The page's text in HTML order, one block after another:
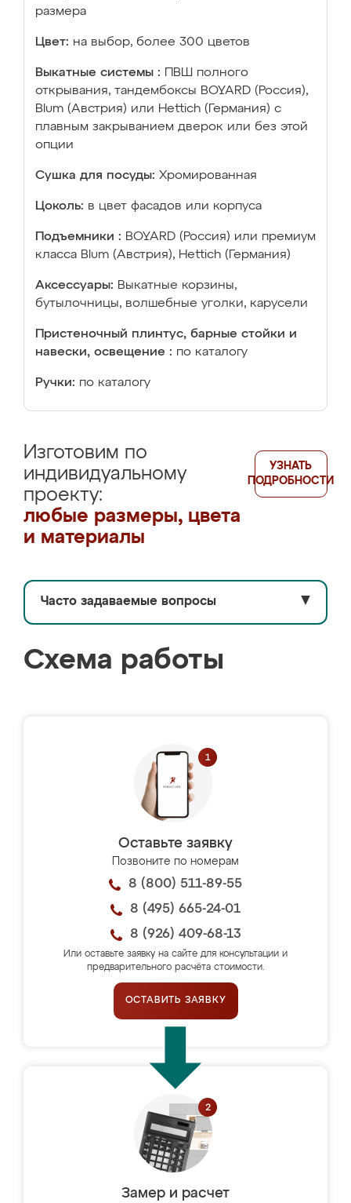
размера
Цвет: на выбор, более 300 цветов
Выкатные системы :
ПВШ полного
открывания, тандембоксы BOYARD (Россия),
Blum (Австрия) или Hettich (Германия) с
плавным закрыванием дверок или без этой
опции
Сушка для посуды: Хромированная
Цоколь: в цвет фасадов или корпуса
Подъемники : BOYARD (Россия) или премиум
класса Blum (Австрия), Hettich (Германия)
Аксессуары: Выкатные корзины,
бутылочницы, волшебные уголки, карусели
Пристеночный плинтус, барные стойки и
навески, освещение : по каталогу
Ручки: по каталогу
Изготовим по
индивидуальному
проекту:
любые размеры, цвета
и материалы
УЗНАТЬ
ПОДРОБНОСТИ
Часто задаваемые вопросы ▼
Схема работы
Оставьте заявку
Позвоните по номерам
8 (800) 511-89-55
8 (495) 665-24-01
8 (926) 409-68-13
Или оставьте заявку на сайте для консультации и
предварительного расчёта стоимости.
ОСТАВИТЬ ЗАЯВКУ
Замер и расчет